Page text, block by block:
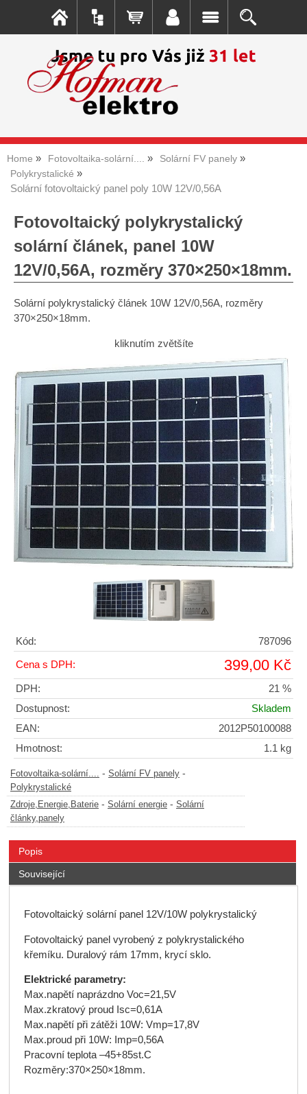
Home Fotovoltaika-solární....
Solární FV panely
Polykrystalické
Solární fotovoltaický panel poly 10W 12V/0,56A
Fotovoltaický polykrystalický
solární článek, panel 10W
12V/0,56A, rozměry 370×250×1­8mm.
Solární polykrystalický článek 10W 12V/0,56A, rozměry
370×250×1­8mm.
kliknutím zvětšíte
Kód: 787096
Cena s DPH: 399,00 Kč
DPH:
21 %
Dostupnost:
Skladem
EAN:
2012P50100088
Hmotnost:
1.1 kg
Fotovoltaika-solární.... - Solární FV panely -
Polykrystalické
Zdroje,Energie,Baterie - Solární energie - Solární
články,panely
Popis
Související
Fotovoltaický solární panel 12V/10W polykrystalický
Fotovoltaický panel vyrobený z polykrystalického
křemíku. Duralový rám 17mm, krycí sklo.
Elektrické parametry:
Max.napětí naprázdno Voc=21,5V
Max.zkratový proud Isc=0,61A
Max.napětí při zátěži 10W: Vmp=17,8V
Max.proud při 10W: Imp=0,56A
Pracovní teplota –45+85st.C
Rozměry:370×250×1­8mm.